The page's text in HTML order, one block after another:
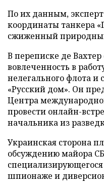
По их данным,
координаты танкера
сжиженный
В переписке де
вовлеченность в
нелегального флота и
«Русский дом». Он
Центра
провести онлайн-
начальника из
Украинская сторона
обсуждению майора
шпионаже и